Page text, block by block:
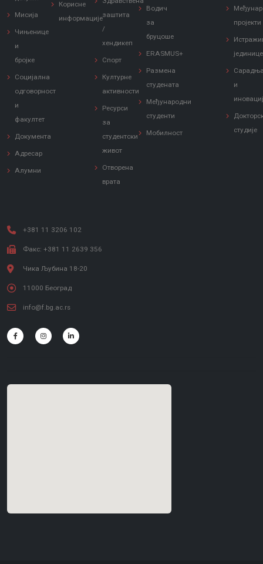
Мисија
Чињенице
и
бројке
Социјална
одговорност
и
факултет
Документа
Адресар
Алумни
Корисне
информацијезаштита
/
хендикеп
Спорт
Културне
активности
Ресурси
за
студентски
живот
Отворена
врата
Водич
за
бруцоше
ERASMUS+
Размена
студената
Међународни
студенти
Мобилност
пројекти
јединице
и
студије
+381 11 3206 102
Факс: +381 11 2639 356
Чика Љубина 18-20
11000 Београд
info@f.bg.ac.rs